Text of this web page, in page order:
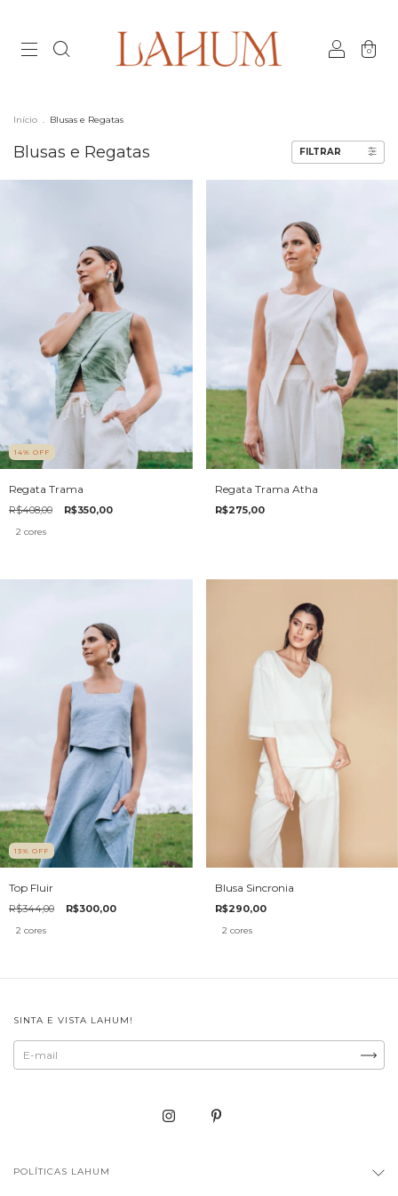
0
Início . Blusas e Regatas
Blusas e Regatas FILTRAR
14% OFF
Regata Trama
R$408,00 R$350,00
2 cores
Regata Trama Atha
R$275,00
13% OFF
Top Fluir
R$344,00 R$300,00
2 cores
Blusa Sincronia
R$290,00
2 cores
SINTA E VISTA LAHUM!
POLÍTICAS LAHUM